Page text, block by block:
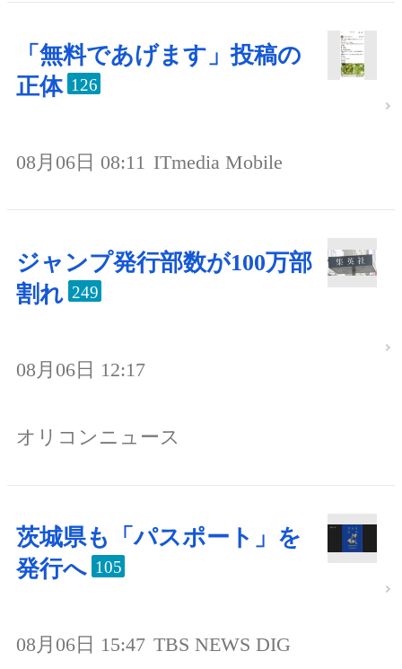
「無料であげます」投稿の
正体 126
08月06日 08:11 ITmedia Mobile
ジャンプ発行部数が100万部
割れ 249
08月06日 12:17
オリコンニュース
茨城県も「パスポート」を
発行へ 105
08月06日 15:47 TBS NEWS DIG